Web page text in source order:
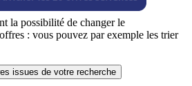
la possibilité de changer le
: vous pouvez par exemple les trier
issues de votre recherche